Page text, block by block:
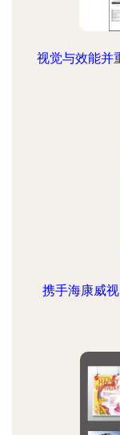
视觉与效能并
携手海康威